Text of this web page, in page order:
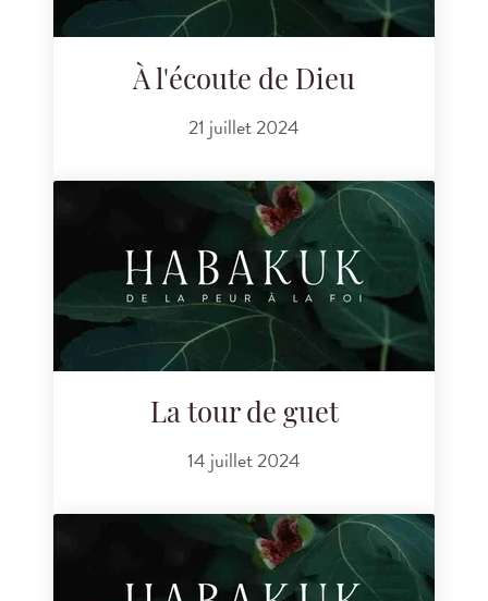
À l'écoute de Dieu
21 juillet 2024
La tour de guet
14 juillet 2024